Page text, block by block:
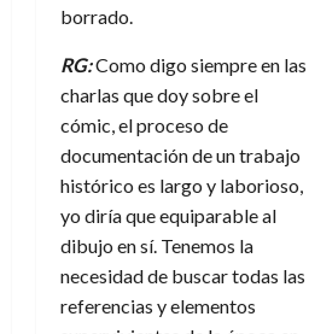
borrado.
RG:Como digo siempre en las
charlas que doy sobre el
cómic, el proceso de
documentación de un trabajo
histórico es largo y laborioso,
yo diría que equiparable al
dibujo en sí. Tenemos la
necesidad de buscar todas las
referencias y elementos